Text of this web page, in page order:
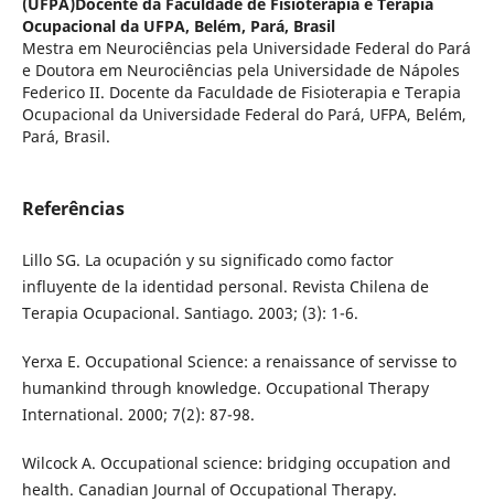
Ocupacional da UFPA, Belém, Pará, Brasil
Mestra em Neurociências pela Universidade Federal do Pará
e Doutora em Neurociências pela Universidade de Nápoles
Federico II. Docente da Faculdade de Fisioterapia e Terapia
Ocupacional da Universidade Federal do Pará, UFPA, Belém,
Pará, Brasil.
Referências
Lillo SG. La ocupación y su significado como factor
influyente de la identidad personal. Revista Chilena de
Terapia Ocupacional. Santiago. 2003; (3): 1-6.
Yerxa E. Occupational Science: a renaissance of servisse to
humankind through knowledge. Occupational Therapy
International. 2000; 7(2): 87-98.
Wilcock A. Occupational science: bridging occupation and
health. Canadian Journal of Occupational Therapy.